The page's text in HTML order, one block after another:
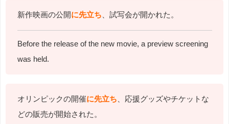
新作映画の公開に先立ち 、試写会が開かれた。
Before the release of the new movie, a preview screening
was held.
オリンピックの開催に先立ち 、応援グッズやチケットな
どの販売が開始された。